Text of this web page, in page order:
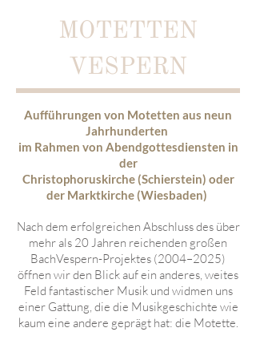
MOTETTEN
VESPERN
Aufführungen von Motetten aus neun
Jahrhunderten
im Rahmen von Abendgottesdiensten in
der
Christophoruskirche (Schierstein) oder
der Marktkirche (Wiesbaden)
Nach dem erfolgreichen Abschluss des über
mehr als 20 Jahren reichenden großen
BachVespern-Projektes (2004–2025)
öffnen wir den Blick auf ein anderes, weites
Feld fantastischer Musik und widmen uns
einer Gattung, die die Musikgeschichte wie
kaum eine andere geprägt hat: die Motette.